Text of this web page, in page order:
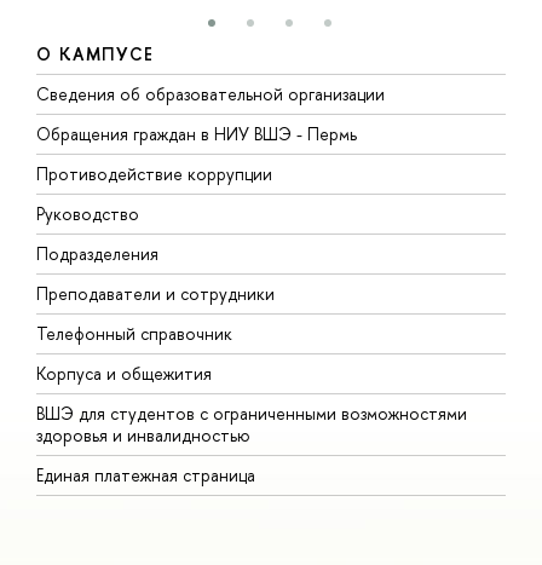
О КАМПУСЕ
Сведения об образовательной организации
Обращения граждан в НИУ ВШЭ - Пермь
Противодействие коррупции
Руководство
Подразделения
Преподаватели и сотрудники
Телефонный справочник
Корпуса и общежития
ВШЭ для студентов с ограниченными возможностями
здоровья и инвалидностью
Единая платежная страница